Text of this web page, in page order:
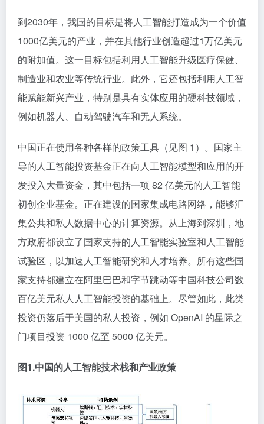
到2030年，我国的目标是将人工智能打造成为一个价值
1000亿美元的产业，并在其他行业创造超过1万亿美元
的附加值。这一目标包括利用人工智能升级医疗保健、
制造业和农业等传统行业。此外，它还包括利用人工智
能赋能新兴产业，特别是具有实体应用的硬科技领域，
例如机器人、自动驾驶汽车和无人系统。
中国正在使用各种各样的政策工具（见图 1）。国家主
导的人工智能投资基金正在向人工智能模型和应用的开
发投入大量资金，其中包括一项 82 亿美元的人工智能
初创企业基金。正在建设的国家集成电路网络，能够汇
集公共和私人数据中心的计算资源。从上海到深圳，地
方政府都设立了国家支持的人工智能实验室和人工智能
试验区，以加速人工智能研究和人才培养。所有这些国
家支持都建立在阿里巴巴和字节跳动等中国科技公司数
百亿美元私人人工智能投资的基础上。尽管如此，此类
投资仍落后于美国的私人投资，例如 OpenAI 的星际之
门项目投资 1000 亿至 5000 亿美元。
图1.中国的人工智能技术栈和产业政策